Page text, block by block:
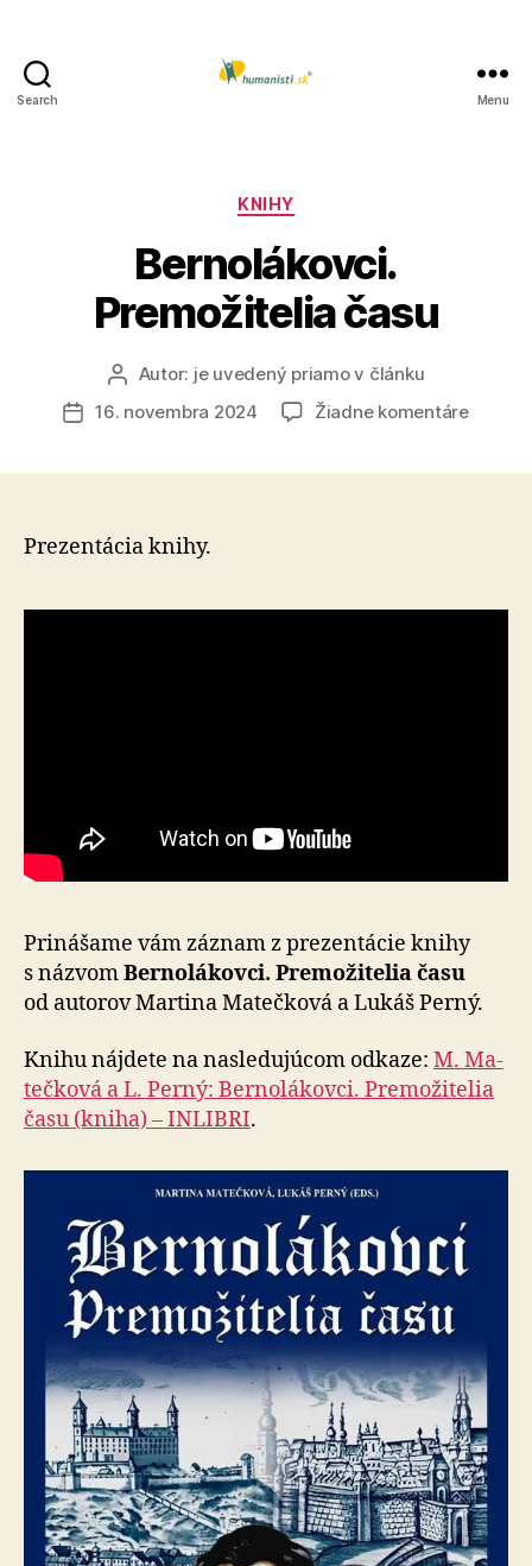
Search Menu
Kategórie
KNIHY
Bernolákovci.
Premožitelia času
AutorAutor: je uvedený priamo v článku
Dátum
16. novembra 2024 Žiadne komentárena
Prezentácia knihy.
Prinášame vám záznam z prezentácie knihy
s náz­vomBer­no­lá­kov­ci. Pre­mo­ži­te­lia času
od au­to­rov Mar­ti­na Matečková a Lu­káš Perný.
Knihu nájdete na nasledujúcom odkaze: M. Ma­
teč­ko­vá a L. Perný: Ber­no­lá­kov­ci. Pre­mo­ži­te­lia
času (kniha) – INLIBRI.